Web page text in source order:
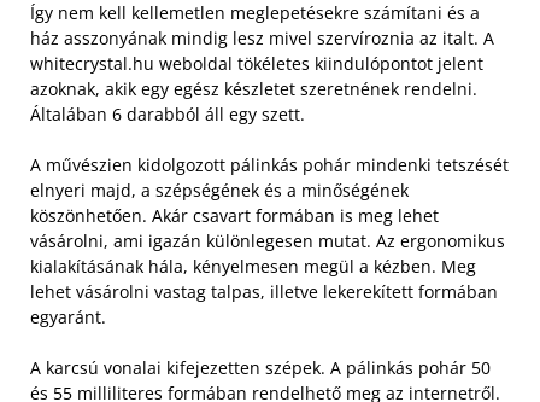
Így nem kell kellemetlen meglepetésekre számítani és a
ház asszonyának mindig lesz mivel szervíroznia az italt. A
whitecrystal.hu weboldal tökéletes kiindulópontot jelent
azoknak, akik egy egész készletet szeretnének rendelni.
Általában 6 darabból áll egy szett.
A művészien kidolgozott pálinkás pohár mindenki tetszését
elnyeri majd, a szépségének és a minőségének
köszönhetően. Akár csavart formában is meg lehet
vásárolni, ami igazán különlegesen mutat. Az ergonomikus
kialakításának hála, kényelmesen megül a kézben. Meg
lehet vásárolni vastag talpas, illetve lekerekített formában
egyaránt.
A karcsú vonalai kifejezetten szépek. A pálinkás pohár 50
és 55 milliliteres formában rendelhető meg az internetről.